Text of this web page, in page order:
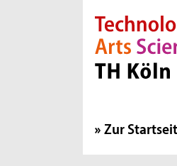
Direkt zur
Direkt zur
Direkt zum
Direkt zum
Zur